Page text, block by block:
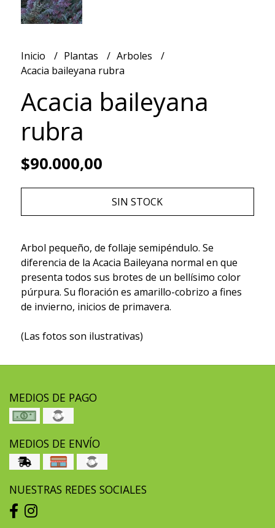
Inicio Plantas
Arboles
Acacia baileyana rubra
Acacia baileyana
rubra
$90.000,00
SIN STOCK
Arbol pequeño, de follaje semipéndulo. Se
diferencia de la Acacia Baileyana normal en que
presenta todos sus brotes de un bellísimo color
púrpura. Su floración es amarillo-cobrizo a fines
de invierno, inicios de primavera.
(Las fotos son ilustrativas)
MEDIOS DE PAGO
MEDIOS DE ENVÍO
NUESTRAS REDES SOCIALES